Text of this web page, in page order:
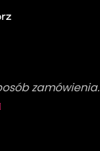
zamówienia.